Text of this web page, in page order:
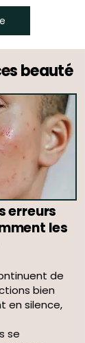
beauté
erreurs
les
de
bien
en silence,
se